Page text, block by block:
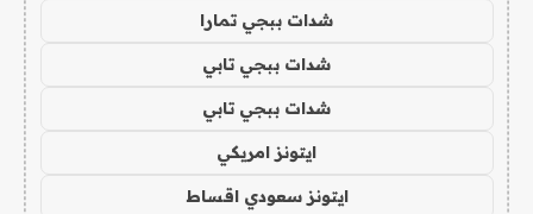
شدات ببجي تمارا
شدات ببجي تابي
شدات ببجي تابي
ايتونز امريكي
ايتونز سعودي اقساط